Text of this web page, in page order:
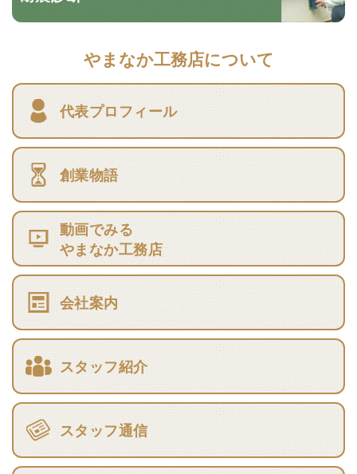
やまなか工務店について
代表プロフィール
創業物語
動画でみる
やまなか工務店
会社案内
スタッフ紹介
スタッフ通信